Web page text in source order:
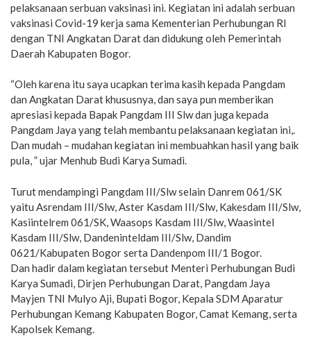
pelaksanaan serbuan vaksinasi ini. Kegiatan ini adalah serbuan
vaksinasi Covid-19 kerja sama Kementerian Perhubungan RI
dengan TNI Angkatan Darat dan didukung oleh Pemerintah
Daerah Kabupaten Bogor.
“Oleh karena itu saya ucapkan terima kasih kepada Pangdam
dan Angkatan Darat khususnya, dan saya pun memberikan
apresiasi kepada Bapak Pangdam III Slw dan juga kepada
Pangdam Jaya yang telah membantu pelaksanaan kegiatan ini,.
Dan mudah – mudahan kegiatan ini membuahkan hasil yang baik
pula, ” ujar Menhub Budi Karya Sumadi.
Turut mendampingi Pangdam III/Slw selain Danrem 061/SK
yaitu Asrendam III/Slw, Aster Kasdam III/Slw, Kakesdam III/Slw,
Kasiintelrem 061/SK, Waasops Kasdam III/Slw, Waasintel
Kasdam III/Slw, Dandeninteldam III/Slw, Dandim
0621/Kabupaten Bogor serta Dandenpom III/1 Bogor.
Dan hadir dalam kegiatan tersebut Menteri Perhubungan Budi
Karya Sumadi, Dirjen Perhubungan Darat, Pangdam Jaya
Mayjen TNI Mulyo Aji, Bupati Bogor, Kepala SDM Aparatur
Perhubungan Kemang Kabupaten Bogor, Camat Kemang, serta
Kapolsek Kemang.